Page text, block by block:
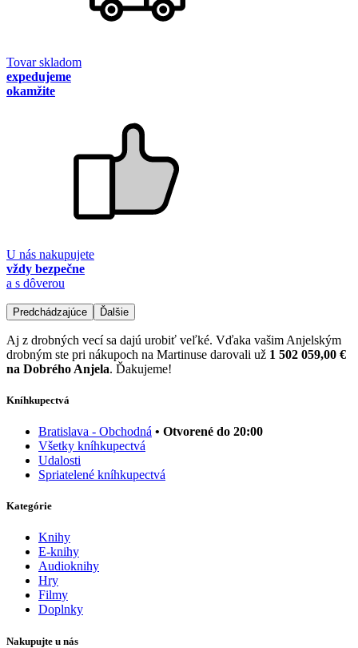
Tovar skladom
expedujeme
okamžite
U nás nakupujete
vždy bezpečne
a s dôverou
Predchádzajúce Ďalšie
Aj z drobných vecí sa dajú urobiť veľké. Vďaka vašim Anjelským
drobným ste pri nákupoch na Martinuse darovali už 1 502 059,00 €
na Dobrého Anjela. Ďakujeme!
Kníhkupectvá
Bratislava - Obchodná • Otvorené do 20:00
Všetky kníhkupectvá
Udalosti
Spriatelené kníhkupectvá
Kategórie
Knihy
E-knihy
Audioknihy
Hry
Filmy
Doplnky
Nakupujte u nás